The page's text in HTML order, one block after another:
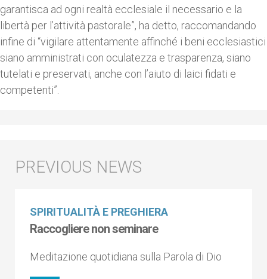
garantisca ad ogni realtà ecclesiale il necessario e la
libertà per l’attività pastorale”, ha detto, raccomandando
infine di “vigilare attentamente affinché i beni ecclesiastici
siano amministrati con oculatezza e trasparenza, siano
tutelati e preservati, anche con l’aiuto di laici fidati e
competenti”.
SPIRITUALITÀ E PREGHIERA
Raccogliere non seminare
Meditazione quotidiana sulla Parola di Dio